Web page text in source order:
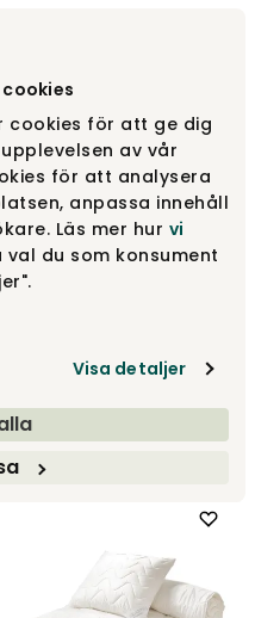
cookies för att ge dig
av vår
för att analysera
anpassa innehåll
Läs mer hur vi
val du som konsument
Visa detaljer
Lilja Dunpude 50x60 Høj
Varnamo of Sweden